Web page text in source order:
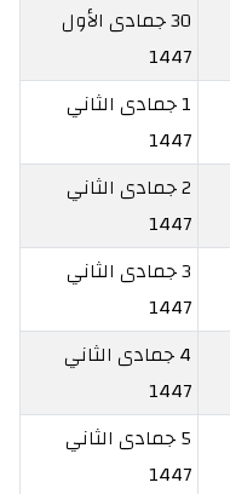
30 جمادى الأول
1447
1 جمادى الثاني
1447
2 جمادى الثاني
1447
3 جمادى الثاني
1447
4 جمادى الثاني
1447
5 جمادى الثاني
1447